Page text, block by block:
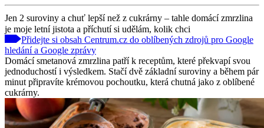
Jen 2 suroviny a chuť lepší než z cukrárny – tahle domácí zmrzlina
je moje letní jistota a příchutí si udělám, kolik chci
Přidejte si obsah Centrum.cz do oblíbených zdrojů pro Google
hledání a Google zprávy
Domácí smetanová zmrzlina patří k receptům, které překvapí svou
jednoduchostí i výsledkem. Stačí dvě základní suroviny a během pár
minut připravíte krémovou pochoutku, která chutná jako z oblíbené
cukrárny.